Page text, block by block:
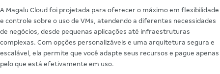
A Magalu Cloud foi projetada para oferecer o máximo em flexibilidade
e controle sobre o uso de VMs, atendendo a diferentes necessidades
de negócios, desde pequenas aplicações até infraestruturas
complexas. Com opções personalizáveis e uma arquitetura segura e
escalável, ela permite que você adapte seus recursos e pague apenas
pelo que está efetivamente em uso.